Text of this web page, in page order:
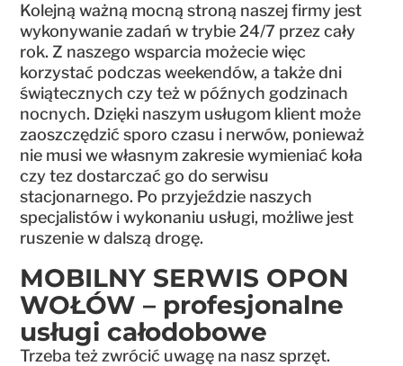
Kolejną ważną mocną stroną naszej firmy jest
wykonywanie zadań w trybie 24/7 przez cały
rok. Z naszego wsparcia możecie więc
korzystać podczas weekendów, a także dni
świątecznych czy też w późnych godzinach
nocnych. Dzięki naszym usługom klient może
zaoszczędzić sporo czasu i nerwów, ponieważ
nie musi we własnym zakresie wymieniać koła
czy tez dostarczać go do serwisu
stacjonarnego. Po przyjeździe naszych
specjalistów i wykonaniu usługi, możliwe jest
ruszenie w dalszą drogę.
MOBILNY SERWIS OPON
WOŁÓW – profesjonalne
usługi całodobowe
Trzeba też zwrócić uwagę na nasz sprzęt.